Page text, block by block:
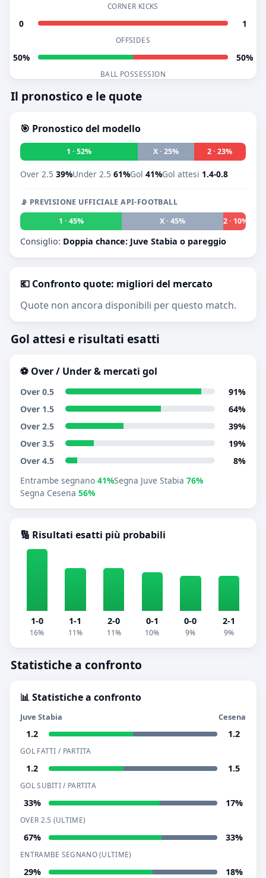
CORNER KICKS
0 1
OFFSIDES
50% 50%
BALL POSSESSION
Il pronostico e le quote
🎯 Pronostico del modello
1 · 52% X · 25% 2 · 23%
Over 2.5 39%Under 2.5 61%Gol 41%Gol attesi 1.4-0.8
📡 PREVISIONE UFFICIALE API-FOOTBALL
1 · 45%
X · 45% 2 · 10%
Consiglio: Doppia chance: Juve Stabia o pareggio
💶 Confronto quote: migliori del mercato
Quote non ancora disponibili per questo match.
Gol attesi e risultati esatti
⚽ Over / Under & mercati gol
Over 0.5
91%
Over 1.5
64%
Over 2.5
39%
Over 3.5
19%
Over 4.5
8%
Entrambe segnano 41%Segna Juve Stabia 76%
Segna Cesena 56%
🔢 Risultati esatti più probabili
1-0
16%
1-1
11%
2-0
11%
0-1
10%
0-0
9%
2-1
9%
Statistiche a confronto
📊 Statistiche a confronto
Juve Stabia Cesena
1.2 1.2
GOL FATTI / PARTITA
1.2 1.5
GOL SUBITI / PARTITA
33% 17%
OVER 2.5 (ULTIME)
67% 33%
ENTRAMBE SEGNANO (ULTIME)
29% 18%